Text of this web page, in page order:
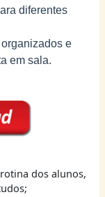
diferentes
e
em sala.
dos alunos,